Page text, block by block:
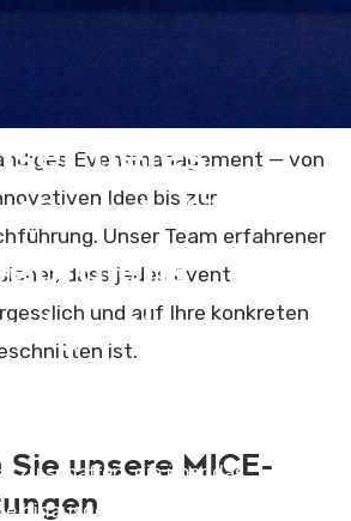
tiefes
für
zu schaffen, die über das
hinausgehen und Ihr Event
für
Eventmanagement — von
Idee bis zur
Unser Team erfahrener
dass jedes Event
und auf Ihre konkreten
ist.
unsere MICE-